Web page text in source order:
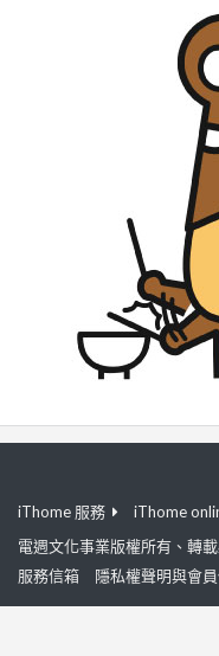
iThome 服務 iThome
電週文化事業版權所有、轉
服務信箱
隱私權聲明與會